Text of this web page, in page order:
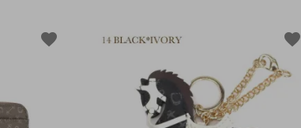
favorite favorite